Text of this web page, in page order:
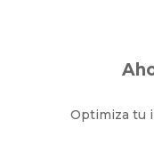
Optimiza tu